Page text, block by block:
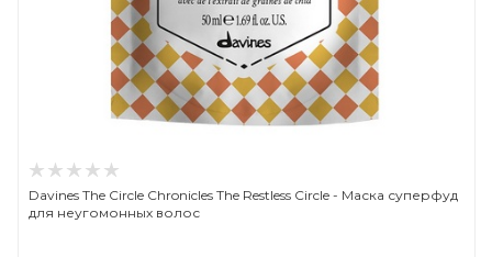
Davines The Circle Chronicles The Restless Circle - Маска суперфуд
для неугомонных волос